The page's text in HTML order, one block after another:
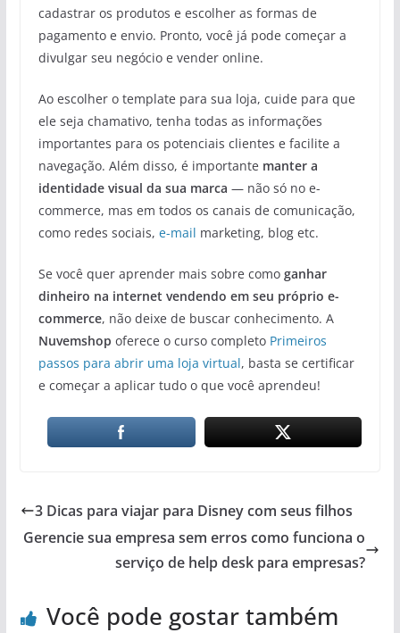
cadastrar os produtos e escolher as formas de
pagamento e envio. Pronto, você já pode começar a
divulgar seu negócio e vender online.
Ao escolher o template para sua loja, cuide para que
ele seja chamativo, tenha todas as informações
importantes para os potenciais clientes e facilite a
navegação. Além disso, é importante manter a
identidade visual da sua marca — não só no e-
commerce, mas em todos os canais de comunicação,
como redes sociais, e-mail marketing, blog etc.
Se você quer aprender mais sobre como ganhar
dinheiro na internet vendendo em seu próprio e-
commerce, não deixe de buscar conhecimento. A
Nuvemshop oferece o curso completo Primeiros
passos para abrir uma loja virtual, basta se certificar
e começar a aplicar tudo o que você aprendeu!
3 Dicas para viajar para Disney com seus filhos
Gerencie sua empresa sem erros como funciona o
serviço de help desk para empresas?
Você pode gostar também